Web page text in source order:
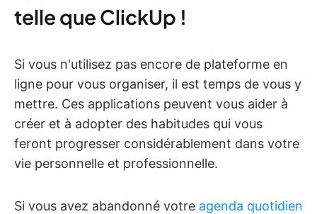
telle que ClickUp !
Si vous n'utilisez pas encore de plateforme en
ligne pour vous organiser, il est temps de vous y
mettre. Ces applications peuvent vous aider à
créer et à adopter des habitudes qui vous
feront progresser considérablement dans votre
vie personnelle et professionnelle.
Si vous avez abandonné votre agenda quotidien